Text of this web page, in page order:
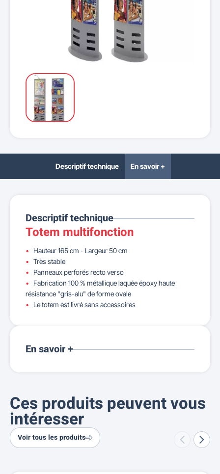
Descriptif technique En savoir +
Descriptif technique
Totem multifonction
Hauteur 165 cm - Largeur 50 cm
Très stable
Panneaux perforés recto verso
Fabrication 100 % métallique laquée époxy haute
résistance "gris-alu" de forme ovale
Le totem est livré sans accessoires
En savoir +
Ces produits peuvent vous
intéresser
Voir tous les produits